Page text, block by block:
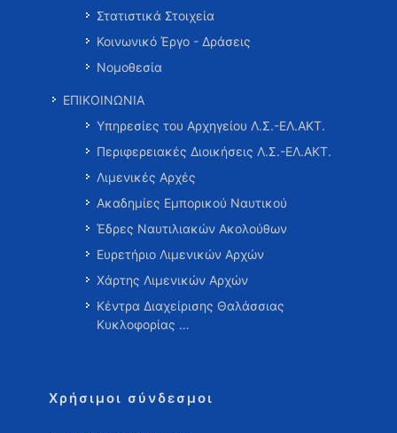
Στατιστικά Στοιχεία
Κοινωνικό Έργο - Δράσεις
Νομοθεσία
ΕΠΙΚΟΙΝΩΝΙΑ
Υπηρεσίες του Αρχηγείου Λ.Σ.-ΕΛ.ΑΚΤ.
Περιφερειακές Διοικήσεις Λ.Σ.-ΕΛ.ΑΚΤ.
Λιμενικές Αρχές
Ακαδημίες Εμπορικού Ναυτικού
Έδρες Ναυτιλιακών Ακολούθων
Ευρετήριο Λιμενικών Αρχών
Χάρτης Λιμενικών Αρχών
Κέντρα Διαχείρισης Θαλάσσιας
Κυκλοφορίας …
Χρήσιμοι σύνδεσμοι